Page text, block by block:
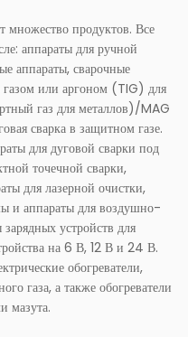
множество продуктов. Все
аппараты для ручной
аппараты, сварочные
или аргоном (TIG) для
газ для металлов)/MAG
сварка в защитном газе.
для дуговой сварки под
точечной сварки,
для лазерной очистки,
и аппараты для воздушно-
устройств для
на 6 В, 12 В и 24 В.
обогреватели,
газа, а также обогреватели
мазута.